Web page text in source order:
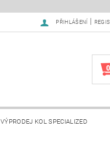
PŘIHLÁŠENÍ
0
VÝPRODEJ KOL SPECIALIZED